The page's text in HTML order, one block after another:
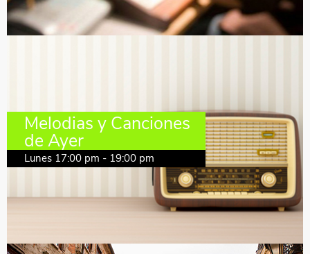
Melodias y Canciones
de Ayer
Lunes 17:00 pm - 19:00 pm